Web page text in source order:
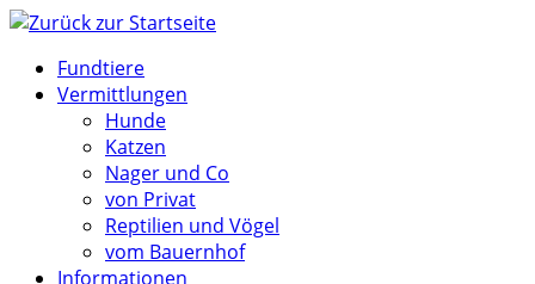
Zum
springenFundtiere
Vermittlungen
Hunde
Katzen
Nager und Co
von Privat
Reptilien und Vögel
vom Bauernhof
Informationen